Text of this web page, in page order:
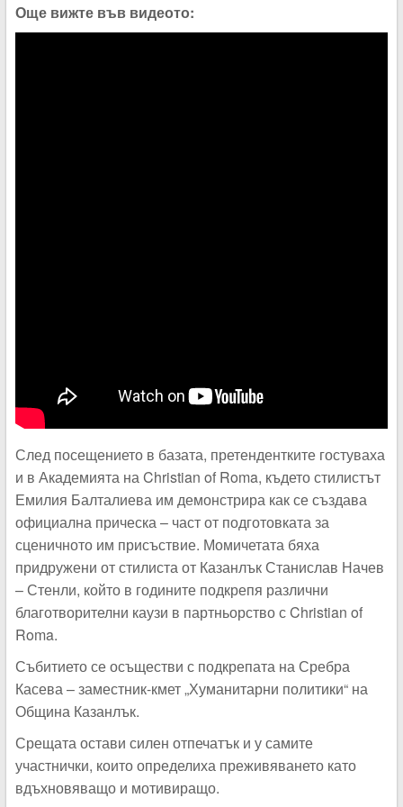
Още вижте във видеото:
След посещението в базата, претендентките гостуваха
и в Академията на Christian of Roma, където стилистът
Емилия Балталиева им демонстрира как се създава
официална прическа – част от подготовката за
сценичното им присъствие. Момичетата бяха
придружени от стилиста от Казанлък Станислав Начев
– Стенли, който в годините подкрепя различни
благотворителни каузи в партньорство с Christian of
Roma.
Събитието се осъществи с подкрепата на Сребра
Касева – заместник-кмет „Хуманитарни политики“ на
Община Казанлък.
Срещата остави силен отпечатък и у самите
участнички, които определиха преживяването като
вдъхновяващо и мотивиращо.